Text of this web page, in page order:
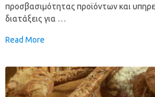
προσβασιμότητας προϊόντων και
διατάξεις για …
Read More